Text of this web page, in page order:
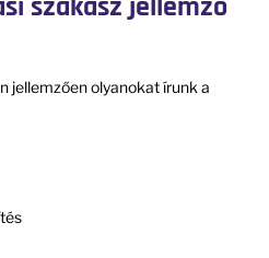
jellemzően olyanokat írunk a